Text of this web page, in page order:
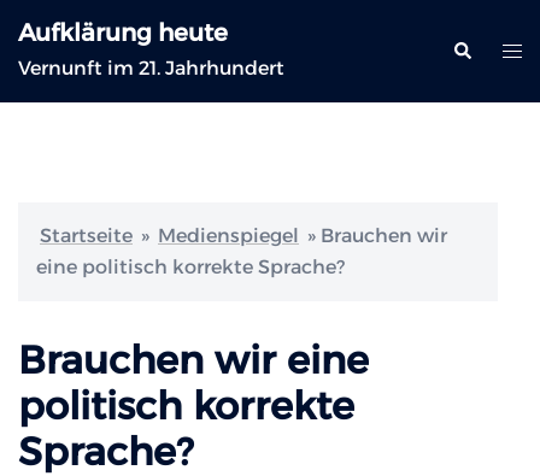
Inhalt
springen
Aufklärung heute
Vernunft im 21. Jahrhundert
Suche
Startseite » Medienspiegel » Brauchen wir
eine politisch korrekte Sprache?
Brauchen wir eine
politisch korrekte
Sprache?